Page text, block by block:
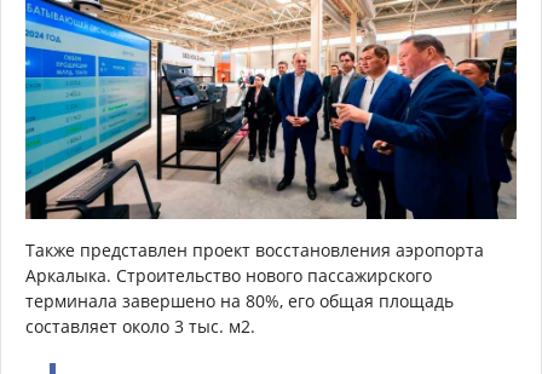
Также представлен проект восстановления аэропорта
Аркалыка. Строительство нового пассажирского
терминала завершено на 80%, его общая площадь
составляет около 3 тыс. м2.